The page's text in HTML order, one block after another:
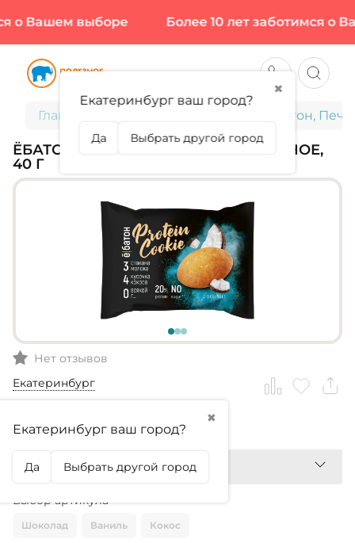
о Вашем выборе Более 10 лет заботимся о
Главная Ёбатон,
ЁБАТОН, ПЕЧЕНЬЕ НЕГЛАЗИРОВАННОЕ,
40 Г
Нет отзывов
Екатеринбург
✖
Екатеринбург ваш город?
Да Выбрать другой город
79,99₽
Выбор артикула
Шоколад Ваниль Кокос
✖
Екатеринбург ваш город?
Да Выбрать другой город